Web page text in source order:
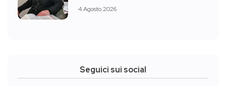
4 Agosto 2026
Seguici sui social